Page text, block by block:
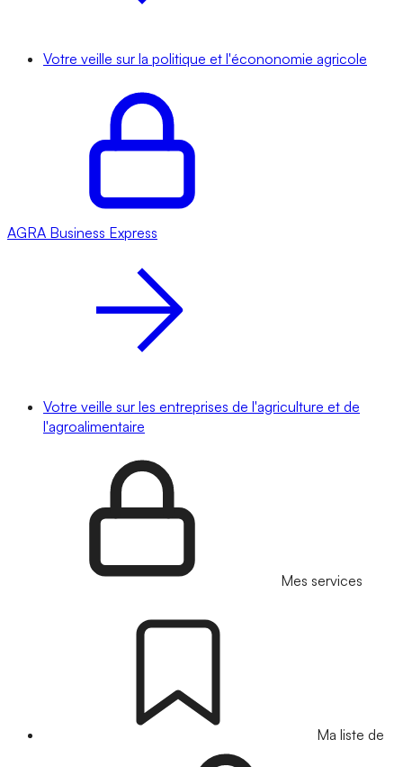
Votre veille sur la politique et l'écononomie agricole
AGRA Business Express
Votre veille sur les entreprises de l'agriculture et de
l'agroalimentaire
Mes services
Ma liste de